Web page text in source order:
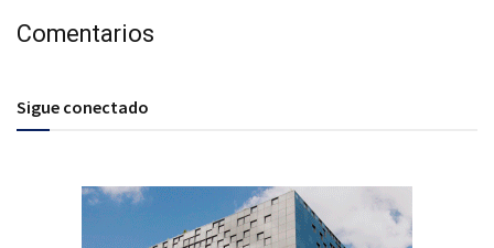
Comentarios
Sigue conectado